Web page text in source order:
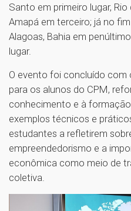
Santo em primeiro lugar,
Amapá em terceiro; já no
Alagoas, Bahia em
lugar.
O evento foi concluído com
para os alunos do CPM,
conhecimento e à
exemplos técnicos e
estudantes a refletirem
empreendedorismo e a
econômica como meio de
coletiva.